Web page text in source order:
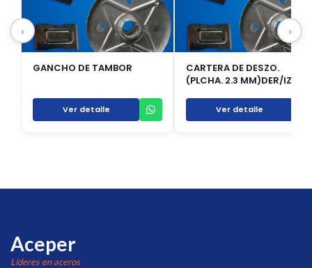
GANCHO DE TAMBOR
Ver detalle
CARTERA DE DESZO.
(PLCHA. 2.3 MM)DER/IZQ
Ver detalle
‹ ›
Aceper
Líderes en aceros